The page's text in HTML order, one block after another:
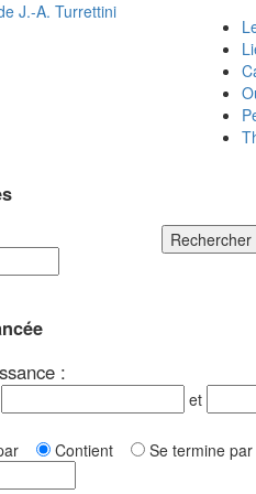
J.-A. Turrettini
Rechercher
:
et
Contient Se termine